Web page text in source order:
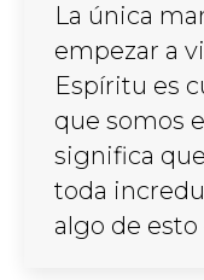
La única
empezar a
Espíritu es
que somos
significa
toda
algo de